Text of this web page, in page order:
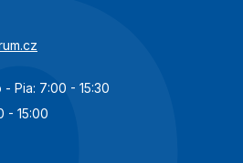
- Pia: 7:00 - 15:30
- 15:00